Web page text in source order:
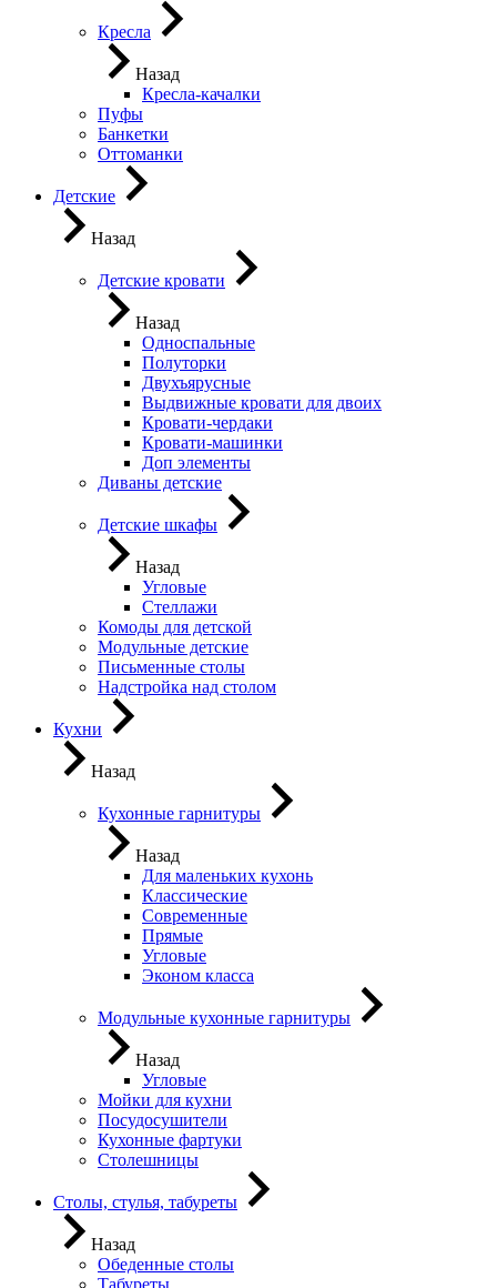
Кресла
Назад
Кресла-качалки
Пуфы
Банкетки
Оттоманки
Детские
Назад
Детские кровати
Назад
Односпальные
Полуторки
Двухъярусные
Выдвижные кровати для двоих
Кровати-чердаки
Кровати-машинки
Доп элементы
Диваны детские
Детские шкафы
Назад
Угловые
Стеллажи
Комоды для детской
Модульные детские
Письменные столы
Надстройка над столом
Кухни
Назад
Кухонные гарнитуры
Назад
Для маленьких кухонь
Классические
Современные
Прямые
Угловые
Эконом класса
Модульные кухонные гарнитуры
Назад
Угловые
Мойки для кухни
Посудосушители
Кухонные фартуки
Столешницы
Столы, стулья, табуреты
Назад
Обеденные столы
Табуреты